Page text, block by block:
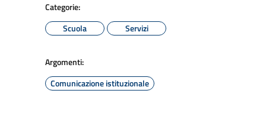
Categorie:
Scuola
Servizi
Argomenti:
Comunicazione istituzionale